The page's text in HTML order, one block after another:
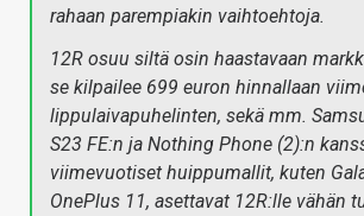
rahaan parempiakin vaihtoehtoja.
12R osuu siltä osin haastavaan
se kilpailee 699 euron hinnallaan
lippulaivapuhelinten, sekä mm.
S23 FE:n ja Nothing Phone (2):n
viimevuotiset huippumallit, kuten
OnePlus 11, asettavat 12R:lle vähän